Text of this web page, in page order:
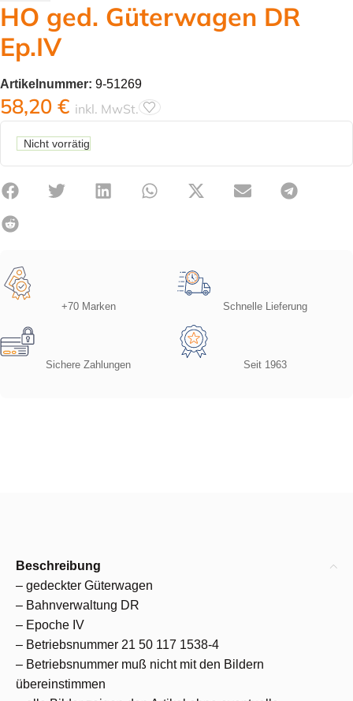
HO ged. Güterwagen DR
Ep.IV
Artikelnummer: 9-51269
58,20 € inkl. MwSt.
Nicht vorrätig
+70 Marken Schnelle Lieferung
Sichere Zahlungen Seit 1963
Beschreibung
– gedeckter Güterwagen
– Bahnverwaltung DR
– Epoche IV
– Betriebsnummer 21 50 117 1538-4
– Betriebsnummer muß nicht mit den Bildern
übereinstimmen